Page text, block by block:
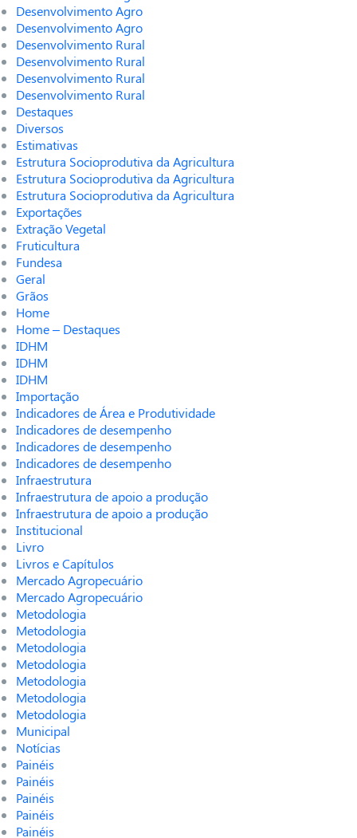
Desenvolvimento Agro
Desenvolvimento Agro
Desenvolvimento Rural
Desenvolvimento Rural
Desenvolvimento Rural
Desenvolvimento Rural
Destaques
Diversos
Estimativas
Estrutura Socioprodutiva da Agricultura
Estrutura Socioprodutiva da Agricultura
Estrutura Socioprodutiva da Agricultura
Exportações
Extração Vegetal
Fruticultura
Fundesa
Geral
Grãos
Home
Home – Destaques
IDHM
IDHM
IDHM
Importação
Indicadores de Área e Produtividade
Indicadores de desempenho
Indicadores de desempenho
Indicadores de desempenho
Infraestrutura
Infraestrutura de apoio a produção
Infraestrutura de apoio a produção
Institucional
Livro
Livros e Capítulos
Mercado Agropecuário
Mercado Agropecuário
Metodologia
Metodologia
Metodologia
Metodologia
Metodologia
Metodologia
Metodologia
Municipal
Notícias
Painéis
Painéis
Painéis
Painéis
Painéis